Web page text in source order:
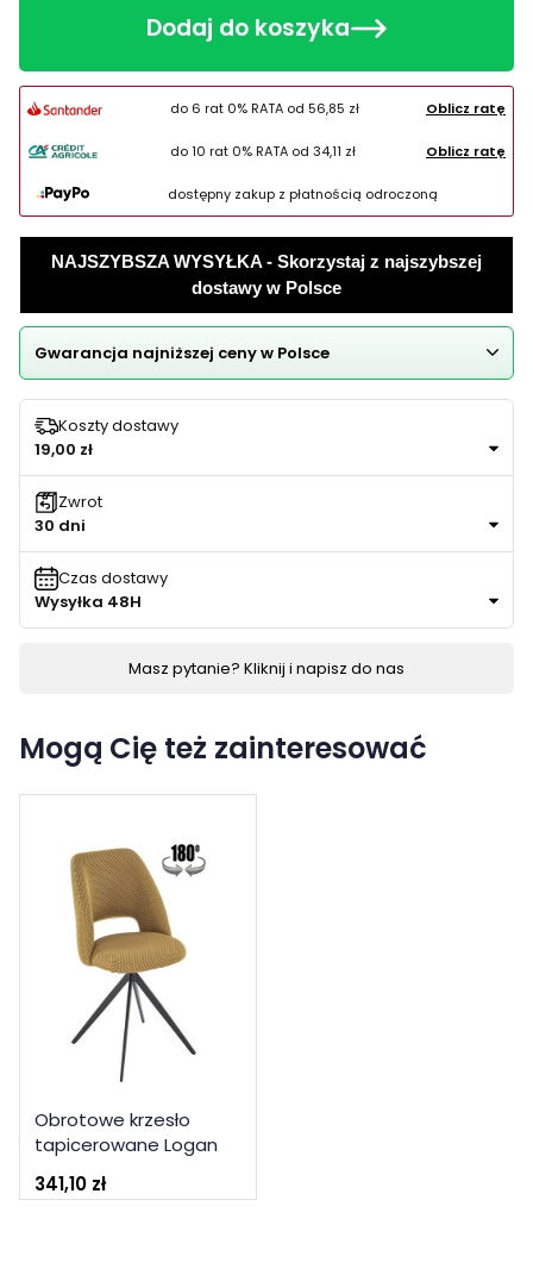
Dodaj do koszyka
do 6 rat 0% RATA od 56,85 zł Oblicz ratę
do 10 rat 0% RATA od 34,11 zł Oblicz ratę
dostępny zakup z płatnością odroczoną
NAJSZYBSZA WYSYŁKA - Skorzystaj z najszybszej
dostawy w Polsce
Gwarancja najniższej ceny w Polsce
Koszty dostawy
19,00 zł
Zwrot
30 dni
Czas dostawy
Wysyłka 48H
Masz pytanie? Kliknij i napisz do nas
Mogą Cię też zainteresować
Obrotowe krzesło
tapicerowane Logan
341,10 zł